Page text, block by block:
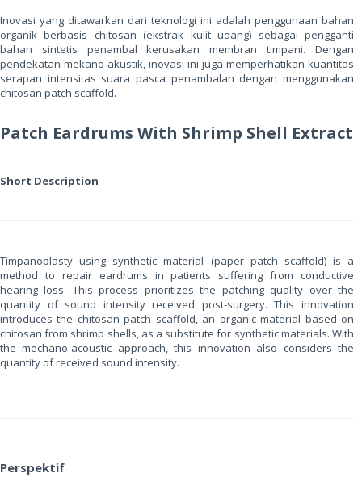
Inovasi yang ditawarkan dari teknologi ini adalah penggunaan bahan
organik berbasis chitosan (ekstrak kulit udang) sebagai pengganti
bahan sintetis penambal kerusakan membran timpani. Dengan
pendekatan mekano-akustik, inovasi ini juga memperhatikan kuantitas
serapan intensitas suara pasca penambalan dengan menggunakan
chitosan patch scaffold.
Patch Eardrums With Shrimp Shell Extract
Short Description
Timpanoplasty using synthetic material (paper patch scaffold) is a
method to repair eardrums in patients suffering from conductive
hearing loss. This process prioritizes the patching quality over the
quantity of sound intensity received post-surgery. This innovation
introduces the chitosan patch scaffold, an organic material based on
chitosan from shrimp shells, as a substitute for synthetic materials. With
the mechano-acoustic approach, this innovation also considers the
quantity of received sound intensity.
Perspektif